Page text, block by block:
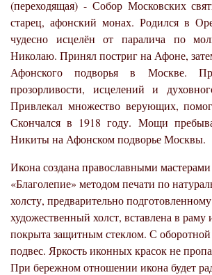
(переходящая) - Собор Московских
старец, афонский монах. Родился в
чудесно исцелён от паралича по
Николаю. Принял постриг на Афоне,
Афонского подворья в Москве.
прозорливости, исцелений и
Привлекал множество верующих,
Скончался в 1918 году. Мощи
Никиты на Афонском подворье Москвы.
Икона создана православными мастерами
«Благолепие» методом печати по
холсту, предварительно
художественный холст, вставлена в раму
покрыта защитным стеклом. С
подвес. Яркость иконных красок не
При бережном отношении икона будет